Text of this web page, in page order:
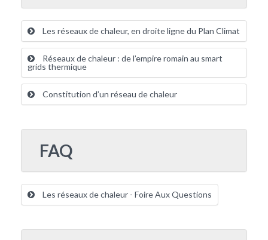
Les réseaux de chaleur, en droite ligne du Plan Climat
Réseaux de chaleur : de l’empire romain au smart
grids thermique
Constitution d’un réseau de chaleur
FAQ
Les réseaux de chaleur - Foire Aux Questions